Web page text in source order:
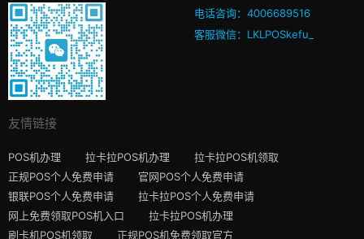
电话咨询：4006689516
客服微信：LKLPOSkefu_
友情链接
POS机办理 拉卡拉POS机办理
拉卡拉POS机领取
正规POS个人免费申请
官网POS个人免费申请
银联POS个人免费申请
拉卡拉POS个人免费申请
网上免费领取POS机入口
拉卡拉POS机办理
刷卡机POS机领取
正规POS机免费领取官方